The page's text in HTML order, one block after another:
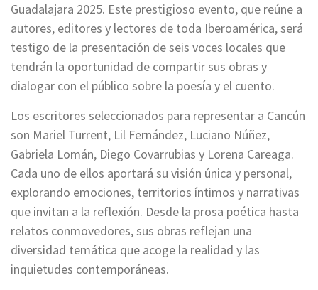
Guadalajara 2025. Este prestigioso evento, que reúne a
autores, editores y lectores de toda Iberoamérica, será
testigo de la presentación de seis voces locales que
tendrán la oportunidad de compartir sus obras y
dialogar con el público sobre la poesía y el cuento.
Los escritores seleccionados para representar a Cancún
son Mariel Turrent, Lil Fernández, Luciano Núñez,
Gabriela Lomán, Diego Covarrubias y Lorena Careaga.
Cada uno de ellos aportará su visión única y personal,
explorando emociones, territorios íntimos y narrativas
que invitan a la reflexión. Desde la prosa poética hasta
relatos conmovedores, sus obras reflejan una
diversidad temática que acoge la realidad y las
inquietudes contemporáneas.